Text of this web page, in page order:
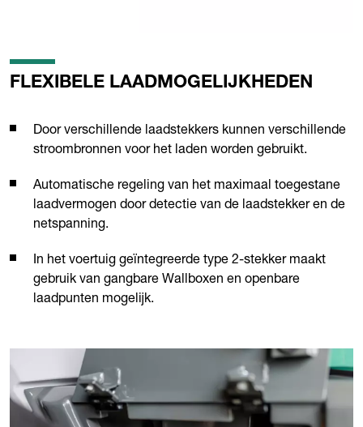
FLEXIBELE LAADMOGELIJKHEDEN
Door verschillende laadstekkers kunnen verschillende
stroombronnen voor het laden worden gebruikt.
Automatische regeling van het maximaal toegestane
laadvermogen door detectie van de laadstekker en de
netspanning.
In het voertuig geïntegreerde type 2-stekker maakt
gebruik van gangbare Wallboxen en openbare
laadpunten mogelijk.